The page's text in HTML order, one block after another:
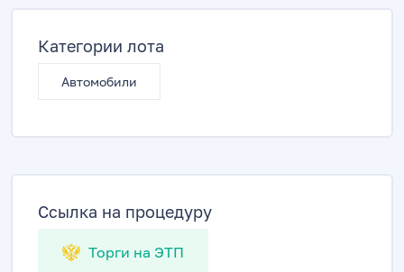
Категории лота
Автомобили
Ссылка на процедуру
Торги на ЭТП